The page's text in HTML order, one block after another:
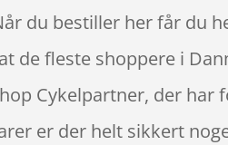
du bestiller her får du
de fleste shoppere i
Cykelpartner, der har
er der helt sikkert